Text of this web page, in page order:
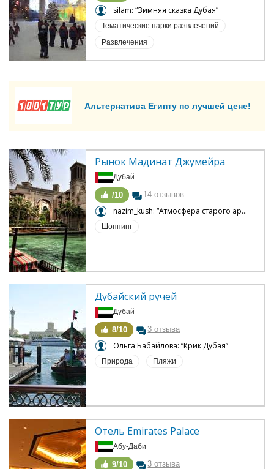
silam: “Зимняя сказка Дубая”
Тематические парки развлечений
Развлечения
Альтернатива Египту по лучшей цене!
Рынок Мадинат Джумейра
Дубай
/10 14 отзывов
nazim_kush: “Атмосфера старого арабского города”
Шоппинг
Дубайский ручей
Дубай
8/10 3 отзыва
Ольга Бабайлова: “Крик Дубая”
Природа Пляжи
Отель Emirates Palace
Абу-Даби
9/10 3 отзыва